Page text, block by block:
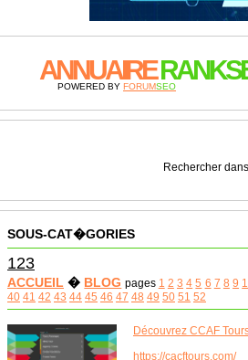
ANNUAIRE
POWERED BY FORUMSEO
Rechercher
SOUS-CAT�GORIES
123
ACCUEIL � BLOG pages 1 2 3 4 5 6 7 8 9
40 41 42 43 44 45 46 47 48 49 50 51 52
Découvrez CCAF
https://cacftours.com/